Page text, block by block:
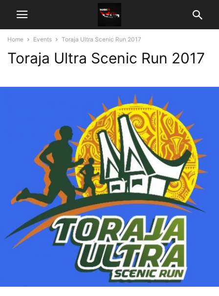
Home Events Toraja Ultra Scenic Run 2017
Toraja Ultra Scenic Run 2017